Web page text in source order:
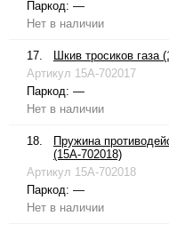
Паркод: —
Нет в наличии
17.
Шкив тросиков газа
Артикул 15A-702017
Паркод: —
Нет в наличии
18.
Пружина
(15A-702018)
Артикул 15A-702018
Паркод: —
Нет в наличии